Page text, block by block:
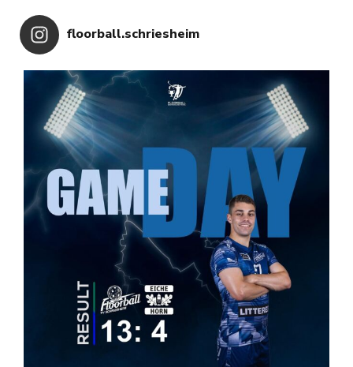
floorball.schriesheim